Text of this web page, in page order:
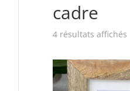
cadre
4 résultats affichés